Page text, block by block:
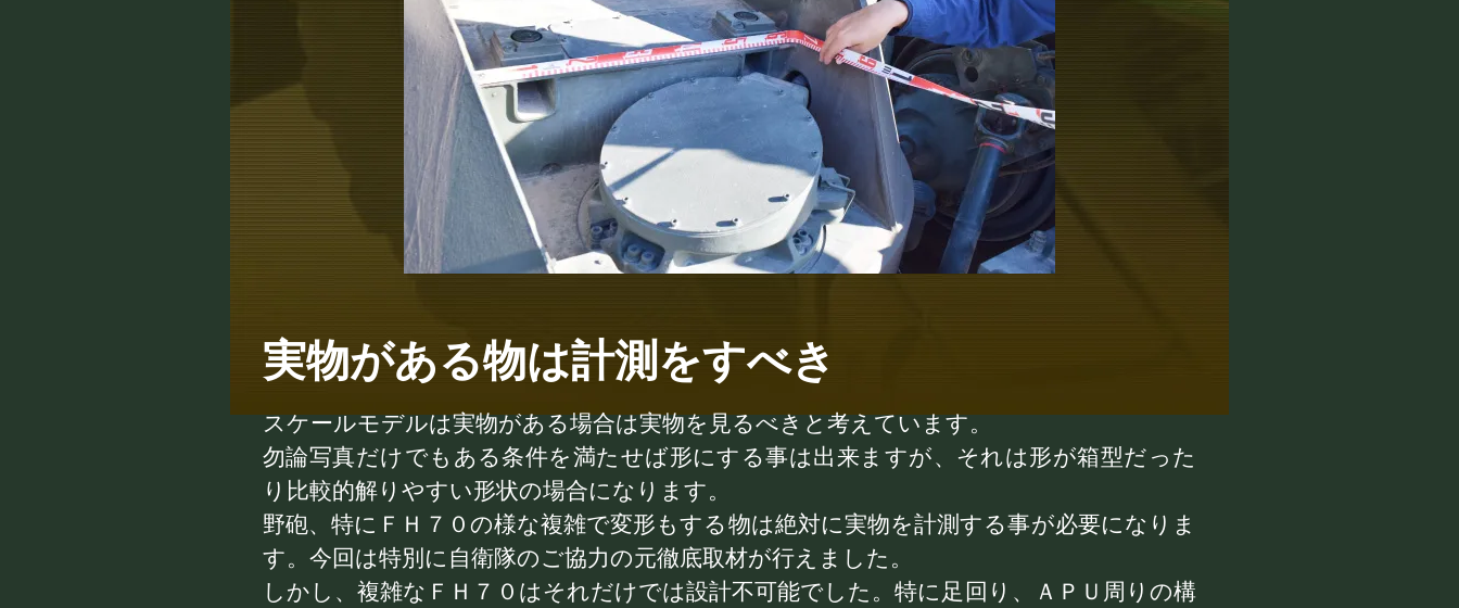
スケールモデルは実物がある場合は実物を見るべきと考えています。
勿論写真だけでもある条件を満たせば形にする事は出来ますが、それは形が箱型だった
り比較的解りやすい形状の場合になります。
野砲、特にＦＨ７０の様な複雑で変形もする物は絶対に実物を計測する事が必要になりま
す。今回は特別に自衛隊のご協力の元徹底取材が行えました。
しかし、複雑なＦＨ７０はそれだけでは設計不可能でした。特に足回り、ＡＰＵ周りの構
実物がある物は計測をすべき